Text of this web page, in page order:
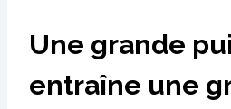
Une grande
entraîne une